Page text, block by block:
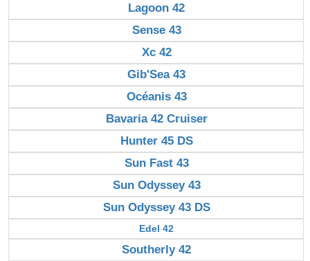
Lagoon 42
Sense 43
Xc 42
Gib'Sea 43
Océanis 43
Bavaria 42 Cruiser
Hunter 45 DS
Sun Fast 43
Sun Odyssey 43
Sun Odyssey 43 DS
Edel 42
Southerly 42